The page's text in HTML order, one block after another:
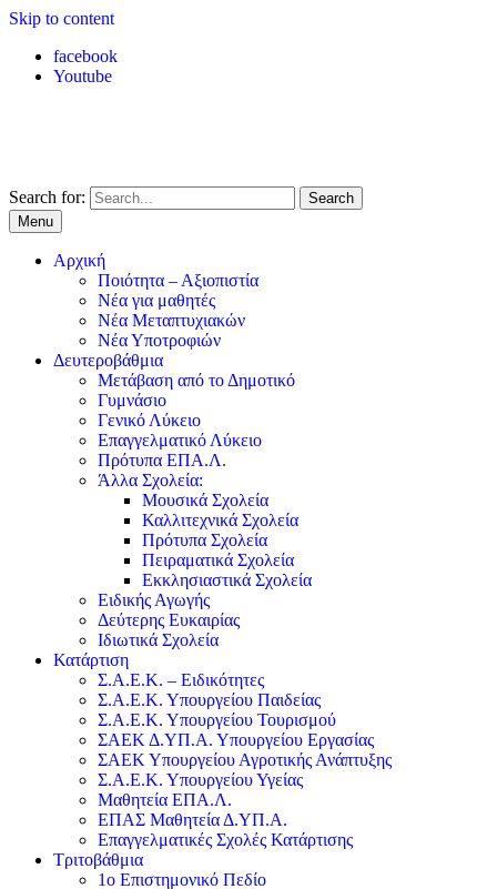
Skip to content
facebook
Youtube
Search for:
Menu
Αρχική
Ποιότητα – Αξιοπιστία
Νέα για μαθητές
Νέα Μεταπτυχιακών
Νέα Υποτροφιών
Δευτεροβάθμια
Μετάβαση από το Δημοτικό
Γυμνάσιο
Γενικό Λύκειο
Επαγγελματικό Λύκειο
Πρότυπα ΕΠΑ.Λ.
Άλλα Σχολεία:
Μουσικά Σχολεία
Καλλιτεχνικά Σχολεία
Πρότυπα Σχολεία
Πειραματικά Σχολεία
Εκκλησιαστικά Σχολεία
Ειδικής Αγωγής
Δεύτερης Ευκαιρίας
Ιδιωτικά Σχολεία
Κατάρτιση
Σ.Α.Ε.Κ. – Ειδικότητες
Σ.Α.Ε.Κ. Υπουργείου Παιδείας
Σ.Α.Ε.Κ. Υπουργείου Τουρισμού
ΣΑΕΚ Δ.ΥΠ.Α. Υπουργείου Εργασίας
ΣΑΕΚ Υπουργείου Αγροτικής Ανάπτυξης
Σ.Α.Ε.Κ. Υπουργείου Υγείας
Μαθητεία ΕΠΑ.Λ.
ΕΠΑΣ Μαθητεία Δ.ΥΠ.Α.
Επαγγελματικές Σχολές Κατάρτισης
Τριτοβάθμια
1ο Επιστημονικό Πεδίο